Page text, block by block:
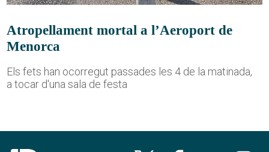
Atropellament mortal a l’Aeroport de
Menorca
Els fets han ocorregut passades les 4 de la matinada,
a tocar d'una sala de festa